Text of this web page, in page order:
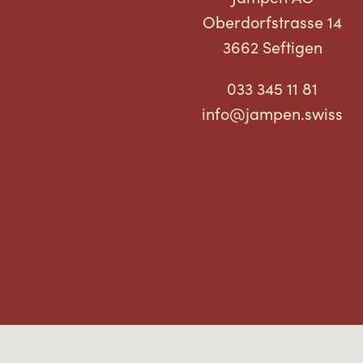
Oberdorfstrasse 14
3662 Seftigen
033 345 11 81
info@jampen.swiss